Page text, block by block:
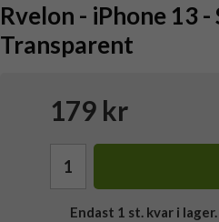
Rvelon - iPhone 13
Transparent
179 kr
Endast 1 st. kvar i lager.